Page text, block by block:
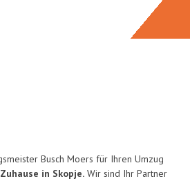
Busch Moers für Ihren Umzug
in Skopje. Wir sind Ihr Partner